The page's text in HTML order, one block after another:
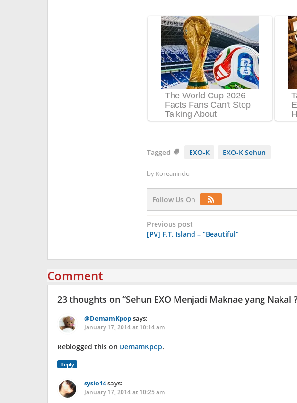
Tagged EXO-K EXO-K Sehun
by Koreanindo
Follow Us On
Post
navigation
Previous post
[PV] F.T. Island – “Beautiful”
Comment
23 thoughts on “Sehun EXO Menjadi Maknae yang Nakal ?
@DemamKpopsays:
January 17, 2014 at 10:14 am
Reblogged this on DemamKpop.
Reply
sysie14says:
January 17, 2014 at 10:25 am